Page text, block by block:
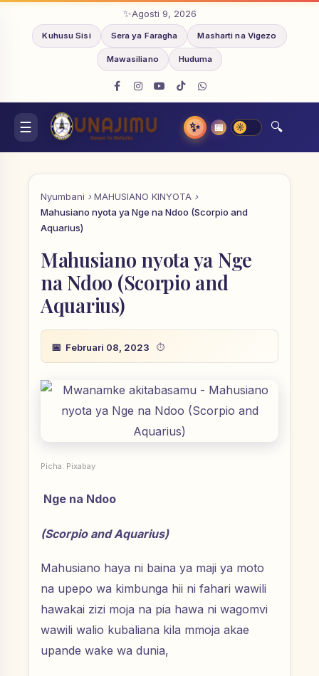
Agosti 9, 2026
Kuhusu Sisi Sera ya Faragha Masharti na Vigezo
Mawasiliano Huduma
✨ 📅
Nyumbani
MAHUSIANO KINYOTA
Mahusiano nyota ya Nge na Ndoo (Scorpio and
Aquarius)
Mahusiano nyota ya Nge
na Ndoo (Scorpio and
Aquarius)
Februari 08, 2023
Picha: Pixabay
Nge na Ndoo
(Scorpio and Aquarius)
Mahusiano haya ni baina ya maji ya moto
na upepo wa kimbunga hii ni fahari wawili
hawakai zizi moja na pia hawa ni wagomvi
wawili walio kubaliana kila mmoja akae
upande wake wa dunia,